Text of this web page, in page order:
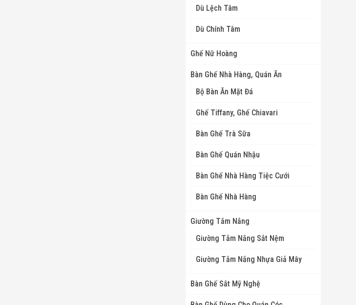
Dù Lệch Tâm
Dù Chính Tâm
Ghế Nữ Hoàng
Bàn Ghế Nhà Hàng, Quán Ăn
Bộ Bàn Ăn Mặt Đá
Ghế Tiffany, Ghế Chiavari
Bàn Ghế Trà Sữa
Bàn Ghế Quán Nhậu
Bàn Ghế Nhà Hàng Tiệc Cưới
Bàn Ghế Nhà Hàng
Giường Tắm Nắng
Giường Tắm Nắng Sắt Nệm
Giường Tắm Nắng Nhựa Giả Mây
Bàn Ghế Sắt Mỹ Nghệ